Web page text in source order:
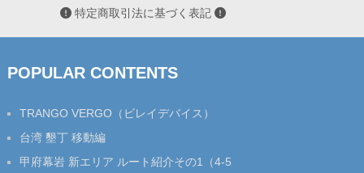
特定商取引法に基づく表記
POPULAR CONTENTS
TRANGO VERGO（ビレイデバイス）
台湾 墾丁 移動編
甲府幕岩 新エリア ルート紹介その1（4-5